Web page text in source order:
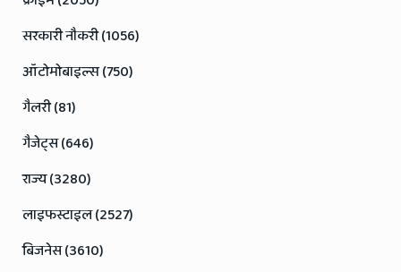
सरकारी नौकरी (1056)
ऑटोमोबाइल्स (750)
गैलरी (81)
गैजेट्स (646)
राज्य (3280)
लाइफस्टाइल (2527)
बिजनेस (3610)